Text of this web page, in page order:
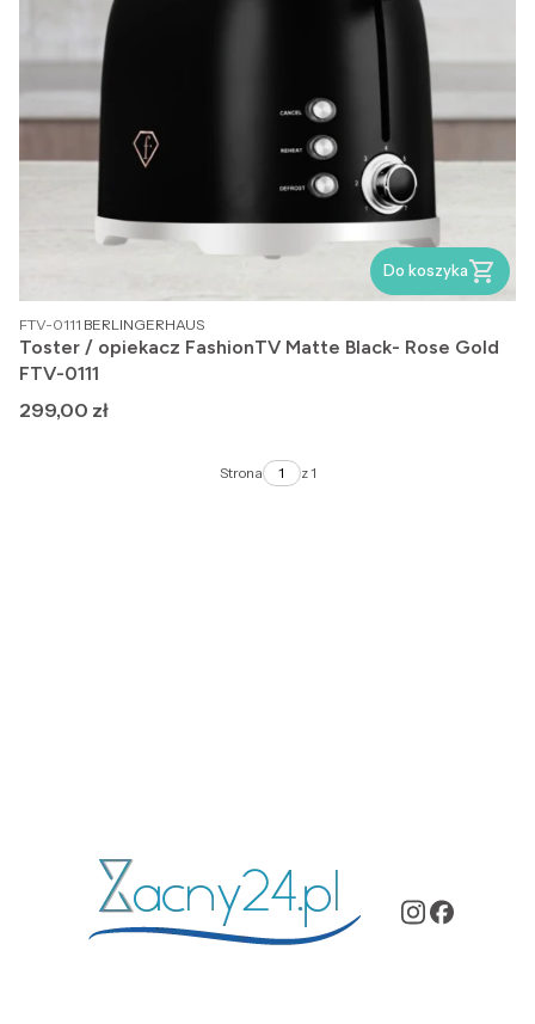
Do koszyka
FTV-0111 PRODUCENT
BERLINGERHAUS
Toster / opiekacz FashionTV Matte Black- Rose Gold
FTV-0111
Cena
299,00 zł
Strona z 1